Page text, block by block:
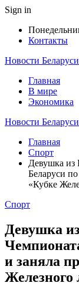
Sign in
Контакты
Новости Беларуси
Главная
В мире
Экономика
Новости
Главная
Спорт
Девушка
Беларуси
«Кубке
Спорт
Девушка
и заняла
Железного